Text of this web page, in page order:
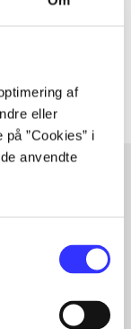
af
eller
”Cookies” i
anvendte